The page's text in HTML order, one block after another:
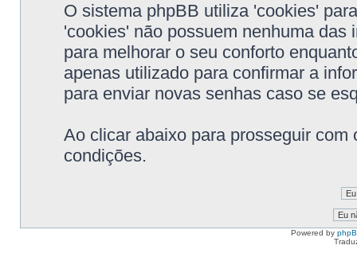
O sistema phpBB utiliza 'cookies'
'cookies' não possuem nenhuma
para melhorar o seu conforto
apenas utilizado para confirmar a
para enviar novas senhas caso se
Ao clicar abaixo para prosseguir
condições.
Powered by